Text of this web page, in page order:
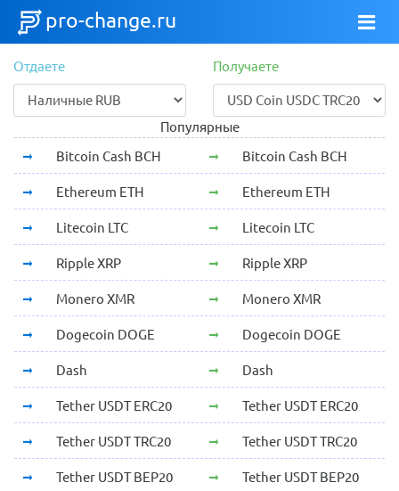
pro-change.ru
Отдаете Получаете
Популярные
Bitcoin Cash BCH
Bitcoin Cash BCH
Ethereum ETH Ethereum ETH
Litecoin LTC Litecoin LTC
Ripple XRP Ripple XRP
Monero XMR Monero XMR
Dogecoin DOGE Dogecoin DOGE
Dash Dash
Tether USDT ERC20 Tether USDT ERC20
Tether USDT TRC20 Tether USDT TRC20
Tether USDT BEP20 Tether USDT BEP20